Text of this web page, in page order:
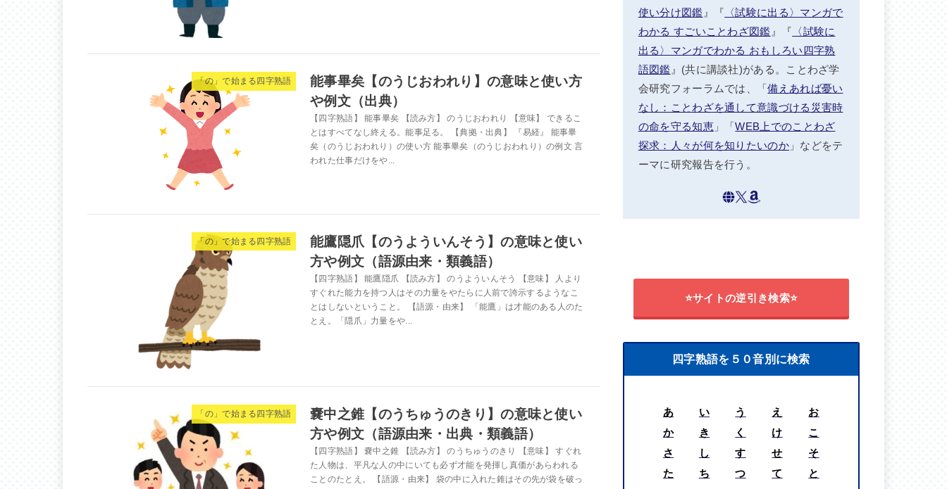
「の」で始まる四字熟語
能事畢矣【のうじおわれり】の意味と使い方
や例文（出典）
【四字熟語】 能事畢矣 【読み方】 のうじおわれり 【意味】 できるこ
とはすべてなし終える。能事足る。 【典拠・出典】 『易経』 能事畢
矣（のうじおわれり）の使い方 能事畢矣（のうじおわれり）の例文 言
われた仕事だけをや...
「の」で始まる四字熟語
能鷹隠爪【のうよういんそう】の意味と使い
方や例文（語源由来・類義語）
【四字熟語】 能鷹隠爪 【読み方】 のうよういんそう 【意味】 人より
すぐれた能力を持つ人はその力量をやたらに人前で誇示するようなこ
とはしないということ。 【語源・由来】 「能鷹」は才能のある人のた
とえ。「隠爪」力量をや...
「の」で始まる四字熟語
嚢中之錐【のうちゅうのきり】の意味と使い
方や例文（語源由来・出典・類義語）
【四字熟語】 嚢中之錐 【読み方】 のうちゅうのきり 【意味】 すぐれ
た人物は、平凡な人の中にいても必ず才能を発揮し真価があらわれる
ことのたとえ。 【語源・由来】 袋の中に入れた錐はその先が袋を破っ
使い分け図鑑 』『 〈試験に出る〉マンガで
わかる すごいことわざ図鑑 』『 〈試験に
出る〉マンガでわかる おもしろい四字熟
語図鑑 』(共に講談社)がある。ことわざ学
会研究フォーラムでは、「備えあれば憂い
なし：ことわざを通して意識づける災害時
の命を守る知恵」「WEB上でのことわざ
探求：人々が何を知りたいのか」などをテ
ーマに研究報告を行う。
⭐サイトの逆引き検索⭐
四字熟語を５０音別に検索
あ い う え
お
か
き く け
こ
さ
し す せ
そ
た
ち つ て
と